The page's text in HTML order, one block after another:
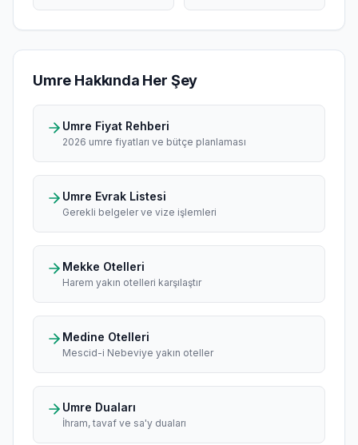
Umre Hakkında Her Şey
Umre Fiyat Rehberi
2026 umre fiyatları ve bütçe planlaması
Umre Evrak Listesi
Gerekli belgeler ve vize işlemleri
Mekke Otelleri
Harem yakın otelleri karşılaştır
Medine Otelleri
Mescid-i Nebeviye yakın oteller
Umre Duaları
İhram, tavaf ve sa'y duaları